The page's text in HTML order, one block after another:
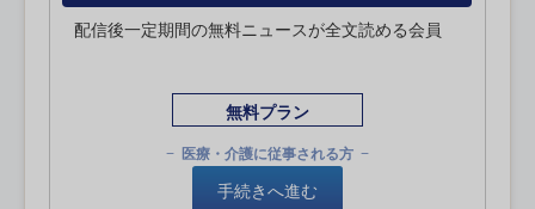
配信後一定期間の無料ニュースが全文読める会員
無料プラン
医療・介護に従事される方
手続きへ進む